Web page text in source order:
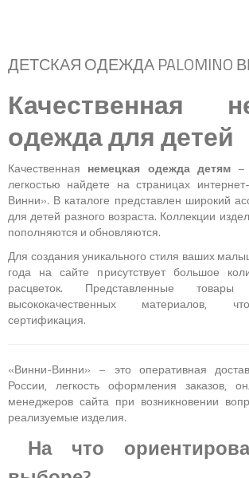
ДЕТСКАЯ ОДЕЖДА PALOMINO
Качественная
одежда для детей
Качественная немецкая одежда детям –
легкостью найдете на страницах
Винни». В каталоге представлен широкий
для детей разного возраста. Коллекции
пополняются и обновляются.
Для создания уникального стиля ваших
года на сайте присутствует большое
расцветок. Представленные
высококачественных материалов,
сертификация.
«Винни-Винни» – это оперативная
России, легкость оформления заказов,
менеджеров сайта при возникновении
реализуемые изделия.
На что